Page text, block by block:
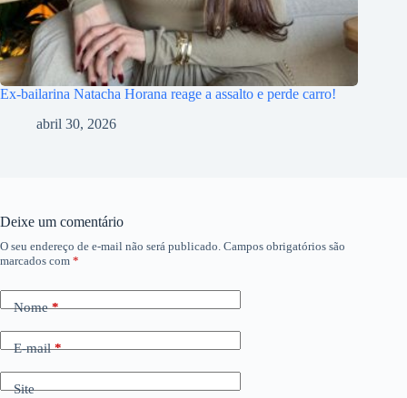
Ex-bailarina Natacha Horana reage a assalto e perde carro!
abril 30, 2026
Deixe um comentário
O seu endereço de e-mail não será publicado. Campos obrigatórios são
marcados com *
Nome*
E-mail*
Site